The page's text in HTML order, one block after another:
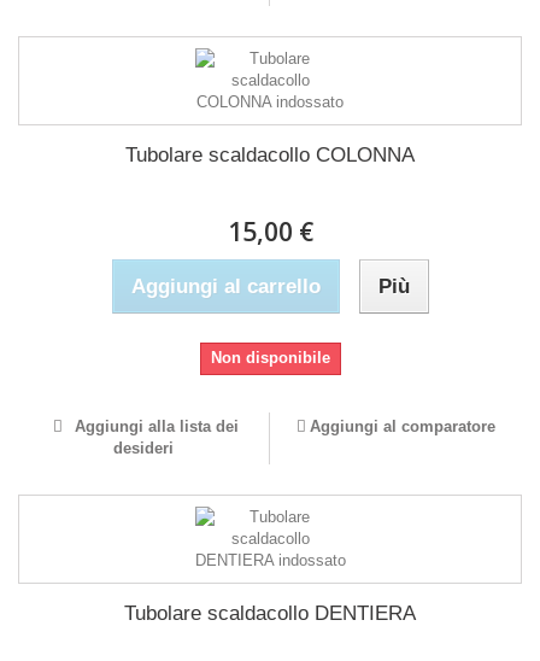
Tubolare scaldacollo COLONNA
15,00 €
Aggiungi al carrello Più
Non disponibile
Aggiungi alla lista dei
desideri
Aggiungi al comparatore
Tubolare scaldacollo DENTIERA